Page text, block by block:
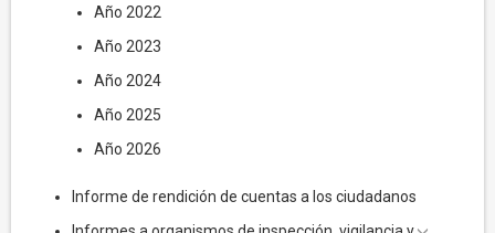
Año 2022
Año 2023
Año 2024
Año 2025
Año 2026
Informe de rendición de cuentas a los ciudadanos